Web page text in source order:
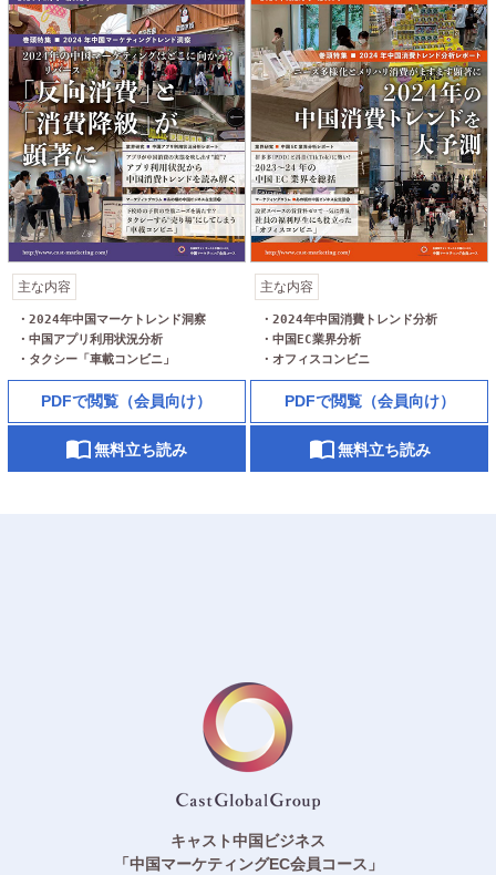
主な内容
・2024年中国マーケトレンド洞察
・中国アプリ利用状況分析
・タクシー「車載コンビニ」
PDFで閲覧（会員向け）
無料立ち読み
主な内容
・2024年中国消費トレンド分析
・中国EC業界分析
・オフィスコンビニ
PDFで閲覧（会員向け）
無料立ち読み
キャスト中国ビジネス
「中国マーケティングEC会員コース」